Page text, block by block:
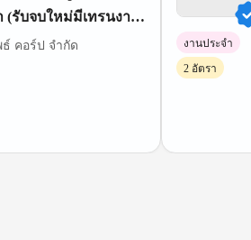
(รับจบใหม่มีเทรนงาน
คอร์ป จำกัด
งานประจำ
2 อัตรา